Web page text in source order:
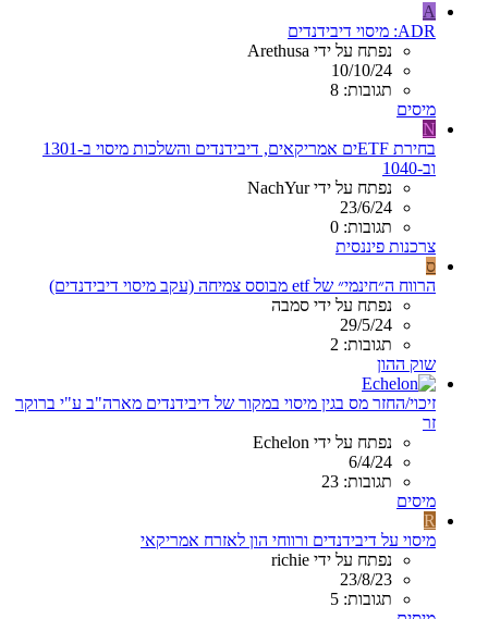
A
ADR: מיסוי דיבידנדים
נפתח על ידי Arethusa
10/10/24
תגובות: 8
מיסים
N
בחירת ETFים אמריקאים, דיבידנדים והשלכות מיסוי ב-1301
וב-1040
נפתח על ידי NachYur
23/6/24
תגובות: 0
צרכנות פיננסית
ס
הרווח ה״חינמי״ של etf מבוסס צמיחה (עקב מיסוי דיבידנדים)
נפתח על ידי סמבה
29/5/24
תגובות: 2
שוק ההון
זיכוי/החזר מס בגין מיסוי במקור של דיבידנדים מארה"ב ע"י ברוקר
זר
נפתח על ידי Echelon
6/4/24
תגובות: 23
מיסים
R
מיסוי על דיבידנדים ורווחי הון לאזרח אמריקאי
נפתח על ידי richie
23/8/23
תגובות: 5